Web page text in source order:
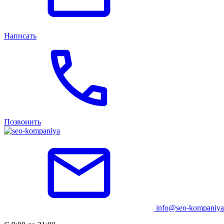
Написать
Позвонить
info@seo-